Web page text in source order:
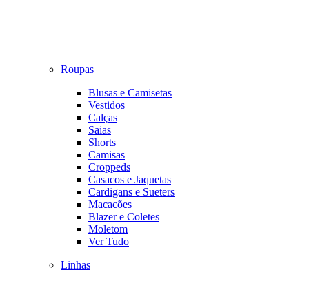
Roupas
Blusas e Camisetas
Vestidos
Calças
Saias
Shorts
Camisas
Croppeds
Casacos e Jaquetas
Cardigans e Sueters
Macacões
Blazer e Coletes
Moletom
Ver Tudo
Linhas